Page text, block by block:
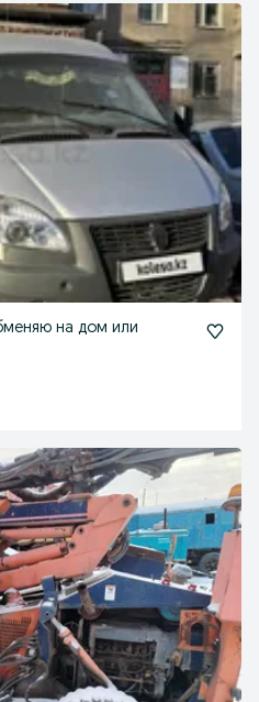
на дом или